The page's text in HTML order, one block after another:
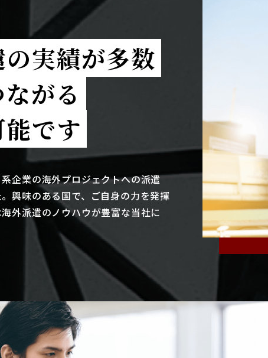
実績が多数
がる
です
企業の海外プロジェクトへの派遣
興味のある国で、ご自身の力を発揮
外派遣のノウハウが豊富な当社に